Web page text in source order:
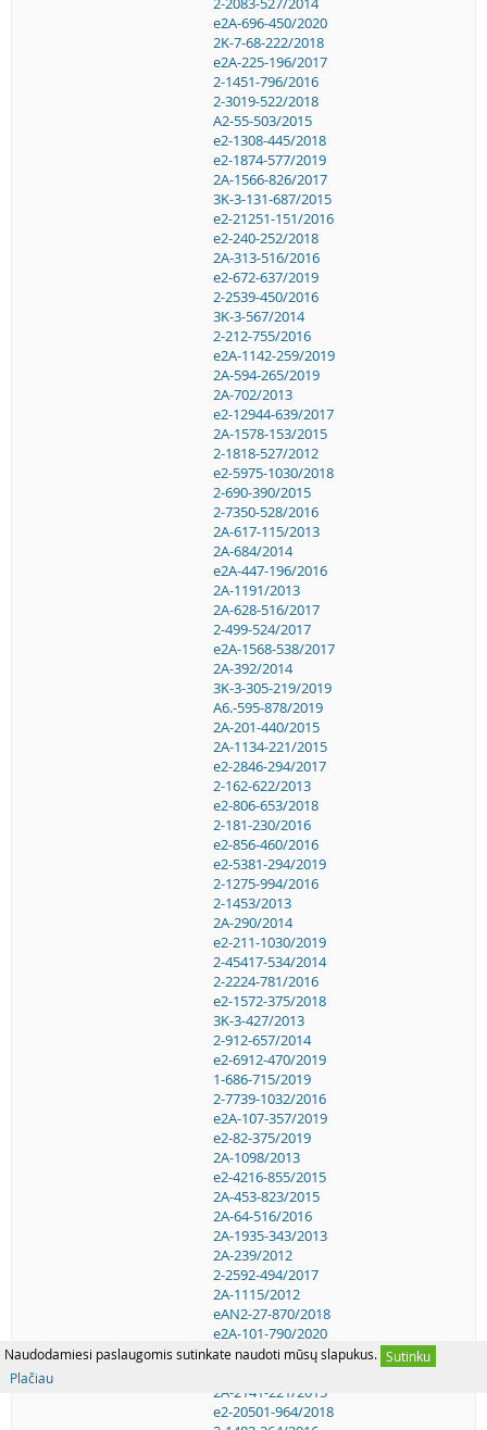
Naudodamiesi paslaugomis sutinkate naudoti mūsų slapukus. Sutinku
Plačiau
e2A-696-450/2020
2K-7-68-222/2018
e2A-225-196/2017
2-1451-796/2016
2-3019-522/2018
A2-55-503/2015
e2-1308-445/2018
e2-1874-577/2019
2A-1566-826/2017
3K-3-131-687/2015
e2-21251-151/2016
e2-240-252/2018
2A-313-516/2016
e2-672-637/2019
2-2539-450/2016
3K-3-567/2014
2-212-755/2016
e2A-1142-259/2019
2A-594-265/2019
2A-702/2013
e2-12944-639/2017
2A-1578-153/2015
2-1818-527/2012
e2-5975-1030/2018
2-690-390/2015
2-7350-528/2016
2A-617-115/2013
2A-684/2014
e2A-447-196/2016
2A-1191/2013
2A-628-516/2017
2-499-524/2017
e2A-1568-538/2017
2A-392/2014
3K-3-305-219/2019
A6.-595-878/2019
2A-201-440/2015
2A-1134-221/2015
e2-2846-294/2017
2-162-622/2013
e2-806-653/2018
2-181-230/2016
e2-856-460/2016
e2-5381-294/2019
2-1275-994/2016
2-1453/2013
2A-290/2014
e2-211-1030/2019
2-45417-534/2014
2-2224-781/2016
e2-1572-375/2018
3K-3-427/2013
2-912-657/2014
e2-6912-470/2019
1-686-715/2019
2-7739-1032/2016
e2A-107-357/2019
e2-82-375/2019
2A-1098/2013
e2-4216-855/2015
2A-453-823/2015
2A-64-516/2016
2A-1935-343/2013
2A-239/2012
2-2592-494/2017
2A-1115/2012
eAN2-27-870/2018
e2A-101-790/2020
2-785-637/2018
2A-2141-221/2015
e2-20501-964/2018